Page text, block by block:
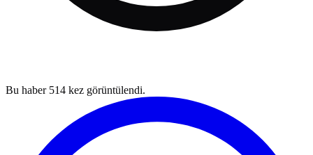
Bu haber 514 kez görüntülendi.